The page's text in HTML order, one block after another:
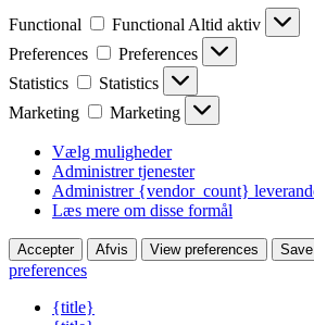
Functional Functional Altid aktiv
Preferences
Preferences
Statistics
Statistics
Marketing
Marketing
Vælg muligheder
Administrer tjenester
Administrer {vendor_count}
Læs mere om disse formål
Accepter Afvis View preferences
preferences
{title}